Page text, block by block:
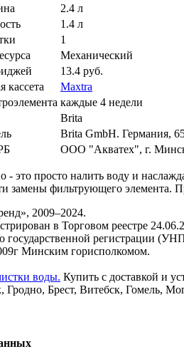
2.4 л
1.4 л
1
Механический
13.4 руб.
кассета
Maxtra
каждые 4 недели
Brita
Brita GmbH. Германия,
ООО "Акватех", г.
- это просто налить воду и
замены фильтрующего элемента.
2009–2024.
в Торговом реестре
государственной регистрации
Минским горисполкомом.
воды. Купить с доставкой и
Гродно, Брест, Витебск, Гомель,